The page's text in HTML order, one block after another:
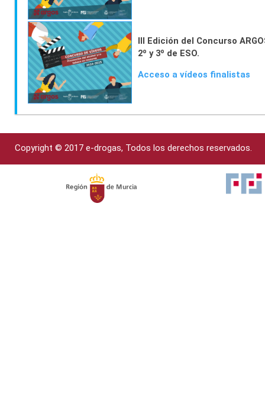
III Edición del Concurso
2º y 3º de ESO.
Acceso a vídeos finalistas
Copyright © 2017 e-drogas, Todos los derechos reservados.